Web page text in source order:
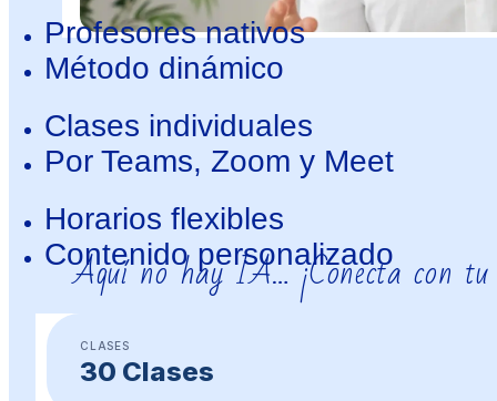
Profesores nativos
Método dinámico
Clases individuales
Por Teams, Zoom y Meet
Horarios flexibles
Contenido personalizado
Aquí no hay IA… ¡Conecta con
CLASES
30 Clases